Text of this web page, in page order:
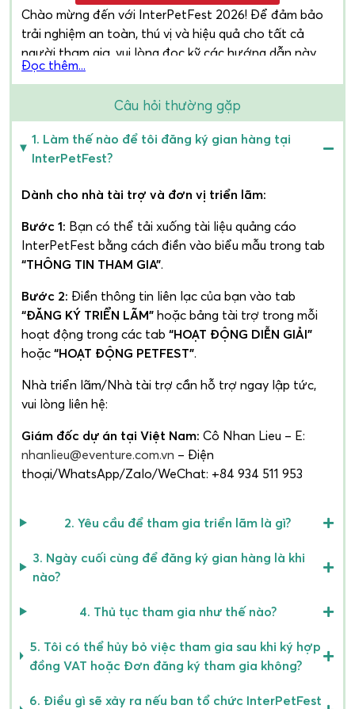
Chào mừng đến với InterPetFest 2026! Để đảm bảo
trải nghiệm an toàn, thú vị và hiệu quả cho tất cả
người tham gia, vui lòng đọc kỹ các hướng dẫn này.
I. THÔNG BÁO QUAN TRỌNG
1. Miễn trừ trách nhiệm – Chấp nhận rủi ro: Bằng việc
tham gia InterPetFest, khách tham dự và đơn vị triển
lãm chấp nhận mọi rủi ro liên quan đến việc tham dự
tài sản.
2. Các đơn vị trưng bày tham gia InterPetFest cần lưu
ý rằng sẽ có sự hiện diện của vật nuôi tại sự kiện. Do
đó, cả đơn vị trưng bày và khách tham quan đều có
đến vật nuôi. Ban tổ chức sự kiện sẽ không chịu trách
nhiệm pháp lý đối với bất kỳ vấn đề hoặc tranh chấp
nào phát sinh từ các tương tác này.
triển lãm vui lòng giữ gìn vệ sinh để đảm bảo môi
trường sạch sẽ và an toàn cho mọi người. Đơn vị
triển lãm hoàn toàn chịu trách nhiệm về vệ sinh bên
trong gian hàng của mình
4. Yêu cầu xác định doanh nghiệp của đơn vị triển lãm:
hợp với ngành công nghiệp thú cưng và doanh nghiệp
5. Yêu cầu xác định doanh nghiệp: Quyền quản lý
InterPetFest quyết định và có thể bao gồm: Giấy
phép kinh doanh Trang web/Trang Facebook hoạt
động Hình ảnh sản phẩm/Thương hiệu Chứng minh
mối quan hệ kinh doanh với chủ thương hiệu Mã số
thuế
– Trang web/trang Facebook đang hoạt động
Đọc thêm...
Câu hỏi thường gặp
1. Làm thế nào để tôi đăng ký gian hàng tại
InterPetFest?
Dành cho nhà tài trợ và đơn vị triển lãm:
Bước 1: Bạn có thể tải xuống tài liệu quảng cáo
InterPetFest bằng cách điền vào biểu mẫu trong tab
“THÔNG TIN THAM GIA”.
Bước 2: Điền thông tin liên lạc của bạn vào tab
“ĐĂNG KÝ TRIỂN LÃM” hoặc bảng tài trợ trong mỗi
hoạt động trong các tab “HOẠT ĐỘNG DIỄN GIẢI”
hoặc “HOẠT ĐỘNG PETFEST”.
Nhà triển lãm/Nhà tài trợ cần hỗ trợ ngay lập tức,
vui lòng liên hệ:
Giám đốc dự án tại Việt Nam: Cô Nhan Lieu – E:
nhanlieu@eventure.com.vn – Điện
thoại/WhatsApp/Zalo/WeChat: +84 934 511 953
2. Yêu cầu để tham gia triển lãm là gì?
3. Ngày cuối cùng để đăng ký gian hàng là khi
nào?
4. Thủ tục tham gia như thế nào?
5. Tôi có thể hủy bỏ việc tham gia sau khi ký hợp
đồng VAT hoặc Đơn đăng ký tham gia không?
6. Điều gì sẽ xảy ra nếu ban tổ chức InterPetFest